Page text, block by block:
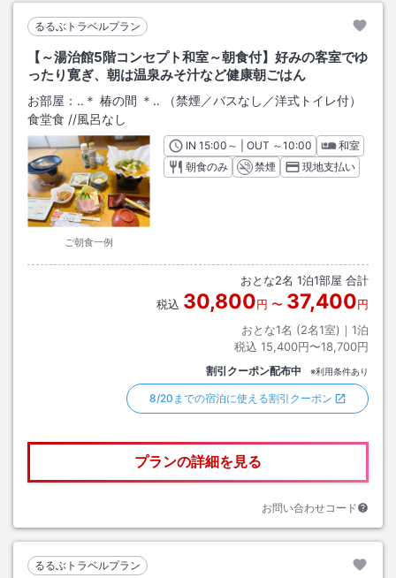
るるぶトラベルプラン
【～湯治館5階コンセプト和室～朝食付】好みの客室でゆ
ったり寛ぎ、朝は温泉みそ汁など健康朝ごはん
お部屋： ‥＊ 椿の間 ＊‥ （禁煙／バスなし／洋式トイレ付）
食堂食 //風呂なし
ご朝食一例
INチェックイン
15:00 ～ | OUT チェックアウト
～10:00
和室
朝食のみ
禁煙 現地支払い
おとな2名 1泊1部屋 合計
税込 30,800円 〜 37,400円
おとな1名 (2名1室)｜ 1泊
税込 15,400円〜18,700円
割引クーポン配布中 ※利用条件あり
8/20までの宿泊に使える割引クーポン
プランの詳細を見る
お問い合わせコード
るるぶトラベルプラン